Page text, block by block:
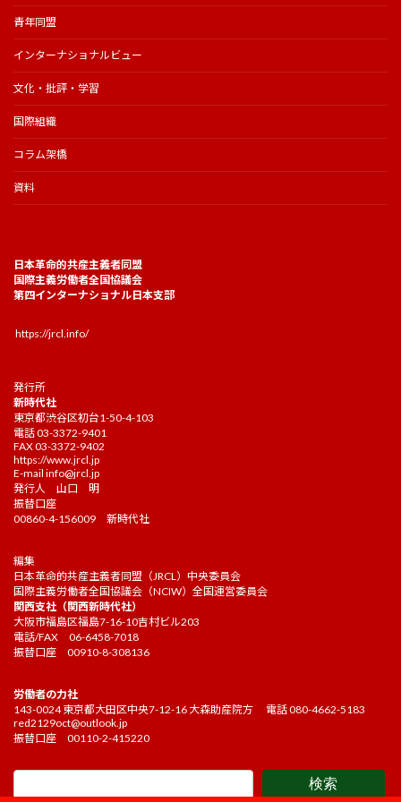
青年同盟
インターナショナルビュー
文化・批評・学習
国際組織
コラム架橋
資料
日本革命的共産主義者同盟
国際主義労働者全国協議会
第四インターナショナル日本支部
https://jrcl.info/
発行所
新時代社
東京都渋谷区初台1-50-4-103
電話 03-3372-9401
FAX 03-3372-9402
https://www.jrcl.jp
E-mail info@jrcl.jp
発行人 山口 明
振替口座
00860-4-156009 新時代社
編集
日本革命的共産主義者同盟（JRCL）中央委員会
国際主義労働者全国協議会（NCIW）全国運営委員会
関西支社（関西新時代社）
大阪市福島区福島7-16-10吉村ビル203
電話/FAX 06-6458-7018
振替口座 00910-8-308136
労働者の力社
143-0024 東京都大田区中央7-12-16 大森助産院方 電話 080-4662-5183
red2129oct@outlook.jp
振替口座 00110-2-415220
検索